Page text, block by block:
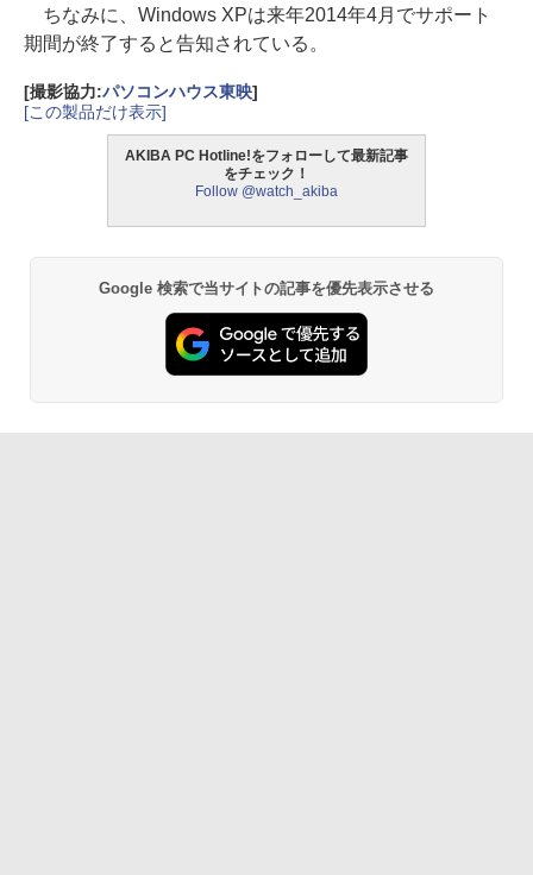
ちなみに、Windows XPは来年2014年4月でサポート
期間が終了すると告知されている。
[撮影協力:パソコンハウス東映]
[この製品だけ表示]
AKIBA PC Hotline!をフォローして最新記事
をチェック！
Follow @watch_akiba
Google 検索で当サイトの記事を優先表示させる